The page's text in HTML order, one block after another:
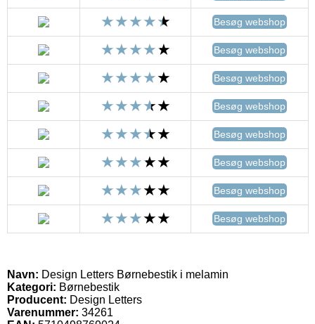
Besøg webshop
Besøg webshop
Besøg webshop
Besøg webshop
Besøg webshop
Besøg webshop
Besøg webshop
Besøg webshop
Navn: Design Letters Børnebestik i melamin
Kategori: Børnebestik
Producent: Design Letters
Varenummer: 34261